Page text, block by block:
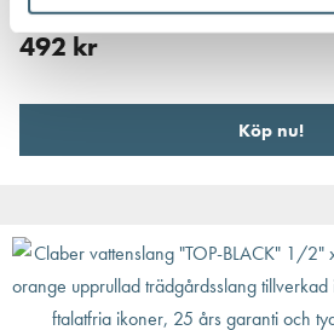
492 kr
Köp nu!